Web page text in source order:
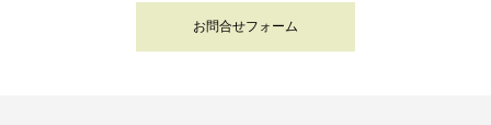
お問合せフォーム